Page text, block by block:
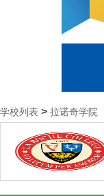
学校列表 > 拉诺奇学院